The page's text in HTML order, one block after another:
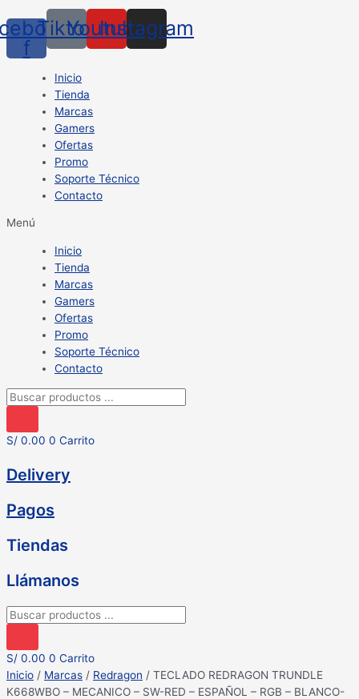
f
TiktokYoutube
Instagram
Inicio
Tienda
Marcas
Gamers
Ofertas
Promo
Soporte Técnico
Contacto
Menú
Inicio
Tienda
Marcas
Gamers
Ofertas
Promo
Soporte Técnico
Contacto
Búsqueda
productos
S/ 0.00 0 Carrito
Delivery
Pagos
Tiendas
Llámanos
Búsqueda
productos
S/ 0.00 0 Carrito
Inicio / Marcas / Redragon / TECLADO REDRAGON TRUNDLE
K668WBO – MECANICO – SW-RED – ESPAÑOL – RGB – BLANCO-